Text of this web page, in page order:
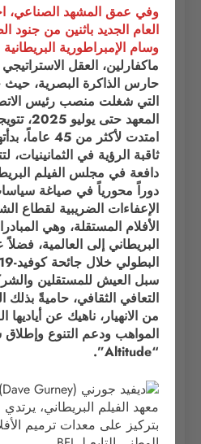
وفي عمق المشهد الصناعي،
العام الجديد باثنين من جنود
وسام الإمبراطورية البريطانية
ماكفارلين، العقل
حارس الذاكرة البصرية، حيث
التي شغلت منصب رئيس
المعهد
امتدت لأكثر
ثاقبة الرؤية في الثمانينيات،
دوراً محورياً في صياغة
الإعفاءات الضريبية لقطاع
الأفلام المستقلة، وهي
البريطاني إلى العالمية،
سبل العيش للمستقلين
التعافي الثقافي، حاميةً بذلك
من الانهيار، ناهيك عن أياديها
المواهب ودعم التنوع
“Altitude”.